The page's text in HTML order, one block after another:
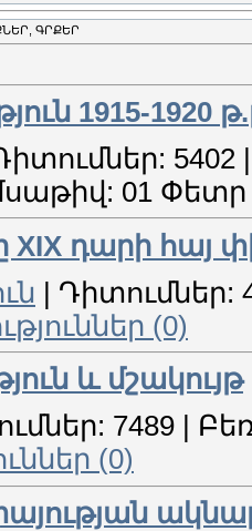
ԳՐՔԵՐ
1915-1920
5402
01 Փետր
XIX դարի հայ
| Դիտումներ:
(0)
և մշակույթ
7489
(0)